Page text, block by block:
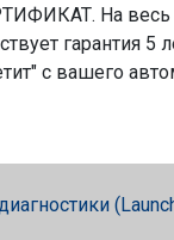
На весь
гарантия 5
с вашего